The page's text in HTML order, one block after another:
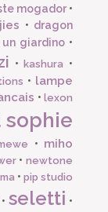
mogador•
• dragon
giardino•
•kashura •
• lampe
•lexon
sophie
• miho
•newtone
• pip studio
•seletti •